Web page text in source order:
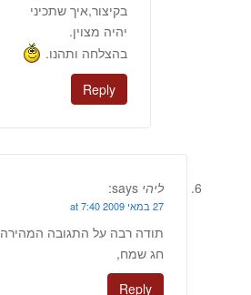
בקיצור,איך שתכיני
יהיה מצוין.
בהצלחה ותהנו.
Reply
ליהי says:
27 במאי 2009 at 7:40
תודה רבה על התגובה המהירה
חג שמח,
Reply